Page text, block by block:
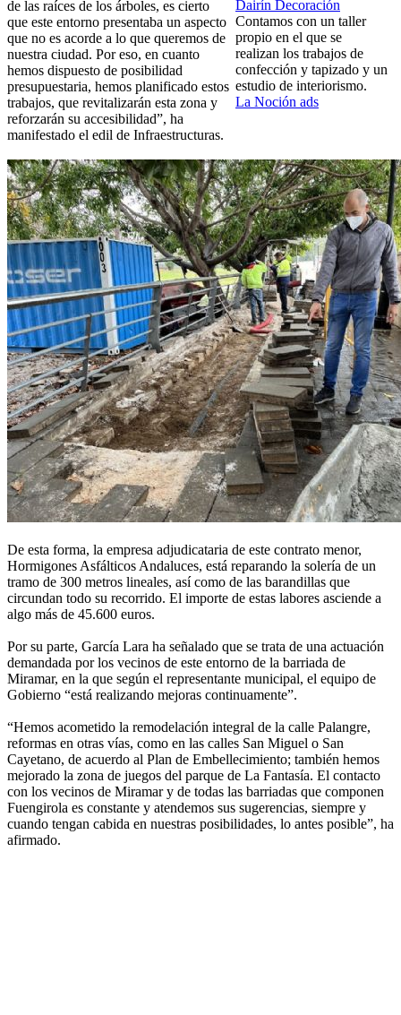
Dairín Decoración
Contamos con un taller
propio en el que se
realizan los trabajos de
confección y tapizado y un
estudio de interiorismo.
La Noción ads
de las raíces de los árboles, es cierto
que este entorno presentaba un aspecto
que no es acorde a lo que queremos de
nuestra ciudad. Por eso, en cuanto
hemos dispuesto de posibilidad
presupuestaria, hemos planificado estos
trabajos, que revitalizarán esta zona y
reforzarán su accesibilidad”, ha
manifestado el edil de Infraestructuras.
De esta forma, la empresa adjudicataria de este contrato menor,
Hormigones Asfálticos Andaluces, está reparando la solería de un
tramo de 300 metros lineales, así como de las barandillas que
circundan todo su recorrido. El importe de estas labores asciende a
algo más de 45.600 euros.
Por su parte, García Lara ha señalado que se trata de una actuación
demandada por los vecinos de este entorno de la barriada de
Miramar, en la que según el representante municipal, el equipo de
Gobierno “está realizando mejoras continuamente”.
“Hemos acometido la remodelación integral de la calle Palangre,
reformas en otras vías, como en las calles San Miguel o San
Cayetano, de acuerdo al Plan de Embellecimiento; también hemos
mejorado la zona de juegos del parque de La Fantasía. El contacto
con los vecinos de Miramar y de todas las barriadas que componen
Fuengirola es constante y atendemos sus sugerencias, siempre y
cuando tengan cabida en nuestras posibilidades, lo antes posible”, ha
afirmado.